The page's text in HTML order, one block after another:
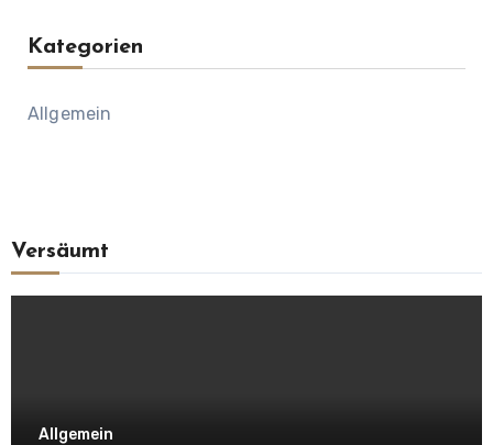
Kategorien
Allgemein
Versäumt
Allgemein